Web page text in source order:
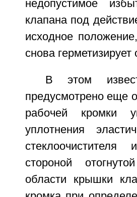
недопустимое
клапана под
исходное
снова
В этом
предусмотрено еще
рабочей кромки
уплотнения
стороной
области крышки